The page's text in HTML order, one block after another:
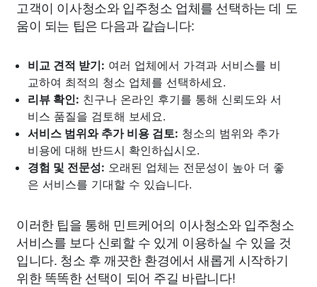
고객이 이사청소와 입주청소 업체를 선택하는 데 도
움이 되는 팁은 다음과 같습니다:
비교 견적 받기: 여러 업체에서 가격과 서비스를 비
교하여 최적의 청소 업체를 선택하세요.
리뷰 확인: 친구나 온라인 후기를 통해 신뢰도와 서
비스 품질을 검토해 보세요.
서비스 범위와 추가 비용 검토: 청소의 범위와 추가
비용에 대해 반드시 확인하십시오.
경험 및 전문성: 오래된 업체는 전문성이 높아 더 좋
은 서비스를 기대할 수 있습니다.
이러한 팁을 통해 민트케어의 이사청소와 입주청소
서비스를 보다 신뢰할 수 있게 이용하실 수 있을 것
입니다. 청소 후 깨끗한 환경에서 새롭게 시작하기
위한 똑똑한 선택이 되어 주길 바랍니다!